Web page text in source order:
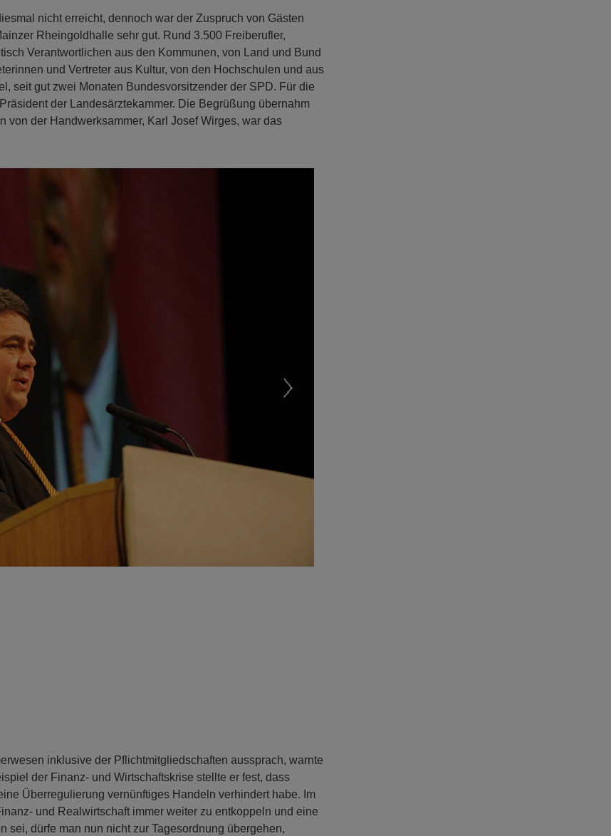
nicht erreicht, dennoch war der Zuspruch von Gästen
Rheingoldhalle sehr gut. Rund 3.500 Freiberufler,
Verantwortlichen aus den Kommunen, von Land und Bund
und Vertreter aus Kultur, von den Hochschulen und aus
seit gut zwei Monaten Bundesvorsitzender der SPD. Für die
der Landesärztekammer. Die Begrüßung übernahm
von der Handwerksammer, Karl Josef Wirges, war das
inklusive der Pflichtmitgliedschaften aussprach, warnte
der Finanz- und Wirtschaftskrise stellte er fest, dass
Überregulierung vernünftiges Handeln verhindert habe. Im
und Realwirtschaft immer weiter zu entkoppeln und eine
sei, dürfe man nun nicht zur Tagesordnung übergehen,